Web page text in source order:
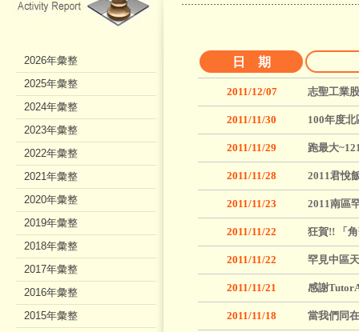
日 期
2011/12/07 志聖工業
2011/11/30 100年度
2011/11/29 跑最大
2011/11/28 2011君悅
2011/11/23 2011南區
2011/11/22 狂賀!! 「
2011/11/22 罕見中區
2011/11/21 感謝
2011/11/18 當我們同
2026年彙整
2025年彙整
2024年彙整
2023年彙整
2022年彙整
2021年彙整
2020年彙整
2019年彙整
2018年彙整
2017年彙整
2016年彙整
2015年彙整